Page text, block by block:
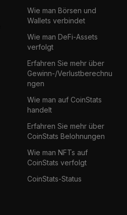
Wie man Börsen und
Wallets verbindet
Wie man DeFi-Assets
verfolgt
Erfahren Sie mehr über
Gewinn-/Verlustberechnu
ngen
Wie man auf CoinStats
handelt
Erfahren Sie mehr über
CoinStats Belohnungen
Wie man NFTs auf
CoinStats verfolgt
CoinStats-Status